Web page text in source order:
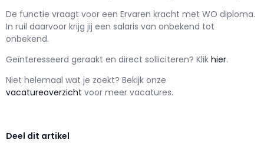
De functie vraagt voor een Ervaren kracht met WO diploma.
In ruil daarvoor krijg jij een salaris van onbekend tot
onbekend.
Geïnteresseerd geraakt en direct solliciteren? Klik hier.
Niet helemaal wat je zoekt? Bekijk onze
vacatureoverzicht voor meer vacatures.
Deel dit artikel